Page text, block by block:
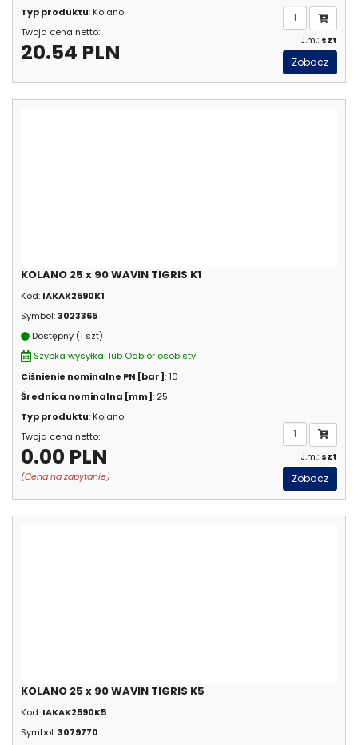
Typ produktu: Kolano
Twoja cena netto:
20.54 PLN J.m.: szt
Zobacz
KOLANO 25 x 90 WAVIN TIGRIS K1
Kod: IAKAK2590K1
Symbol:3023365
Dostępny (1 szt)
Szybka wysyłka! lub Odbiór osobisty
Ciśnienie nominalne PN [bar]: 10
Średnica nominalna [mm]: 25
Typ produktu: Kolano
Twoja cena netto:
0.00 PLN
(Cena na zapytanie)
J.m.: szt
Zobacz
KOLANO 25 x 90 WAVIN TIGRIS K5
Kod: IAKAK2590K5
Symbol:3079770